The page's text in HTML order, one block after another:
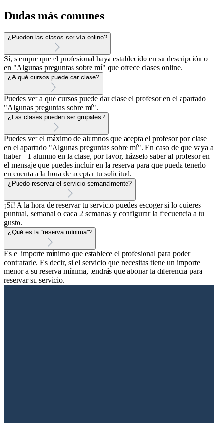
Dudas más comunes
¿Pueden las clases ser vía online?
Sí, siempre que el profesional haya establecido en su descripción o
en "Algunas preguntas sobre mí" que ofrece clases online.
¿A qué cursos puede dar clase?
Puedes ver a qué cursos puede dar clase el profesor en el apartado
"Algunas preguntas sobre mí".
¿Las clases pueden ser grupales?
Puedes ver el máximo de alumnos que acepta el profesor por clase
en el apartado "Algunas preguntas sobre mí". En caso de que vaya a
haber +1 alumno en la clase, por favor, házselo saber al profesor en
el mensaje que puedes incluir en la reserva para que pueda tenerlo
en cuenta a la hora de aceptar tu solicitud.
¿Puedo reservar el servicio semanalmente?
¡Sí! A la hora de reservar tu servicio puedes escoger si lo quieres
puntual, semanal o cada 2 semanas y configurar la frecuencia a tu
gusto.
¿Qué es la “reserva mínima”?
Es el importe mínimo que establece el profesional para poder
contratarle. Es decir, si el servicio que necesitas tiene un importe
menor a su reserva mínima, tendrás que abonar la diferencia para
reservar su servicio.